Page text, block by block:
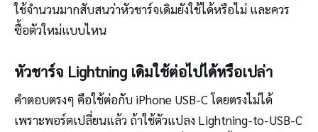
ใช้จำนวนมากสับสนว่าหัวชาร์จเดิมยังใช้ได้หรือไม่ และควร
ซื้อตัวใหม่แบบไหน
หัวชาร์จ Lightning เดิมใช้ต่อไปได้หรือเปล่า
คำตอบตรงๆ คือใช้ต่อกับ iPhone USB-C โดยตรงไม่ได้
เพราะพอร์ตเปลี่ยนแล้ว ถ้าใช้ตัวแปลง Lightning-to-USB-C